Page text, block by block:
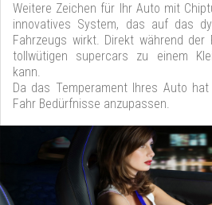
Weitere Zeichen für Ihr Auto mit
innovatives System, das auf das
Fahrzeugs wirkt. Direkt während
tollwütigen supercars zu einem
kann.
Da das Temperament Ihres Auto
Fahr Bedürfnisse anzupassen.